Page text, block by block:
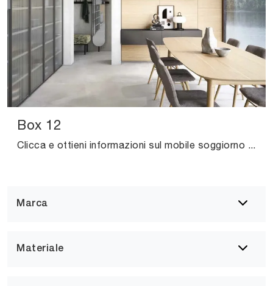
Marca
Materiale
Box 12
Clicca e ottieni informazioni sul mobile soggiorno Box 12 Novamobili in laccato opaco: arreda un soggiorno pratico e dinamico.